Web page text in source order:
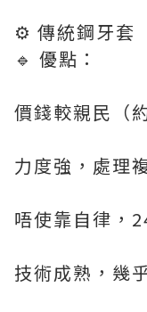
⚙️ 傳統鋼牙套
🔹 優點：
價錢較親民（
力度強，處理
唔使靠自律，
技術成熟，幾